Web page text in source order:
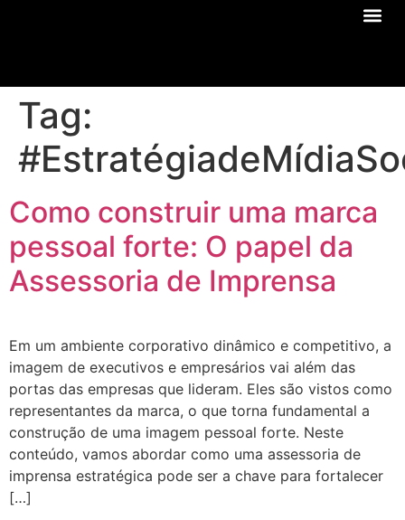
Tag:
Como construir uma marca
pessoal forte: O papel da
Assessoria de Imprensa
Em um ambiente corporativo dinâmico e competitivo, a
imagem de executivos e empresários vai além das
portas das empresas que lideram. Eles são vistos como
representantes da marca, o que torna fundamental a
construção de uma imagem pessoal forte. Neste
conteúdo, vamos abordar como uma assessoria de
imprensa estratégica pode ser a chave para fortalecer
[…]